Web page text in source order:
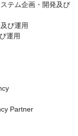
テム企画・開発及び
び運用
運用
Partner